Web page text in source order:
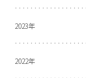
2023年
2022年